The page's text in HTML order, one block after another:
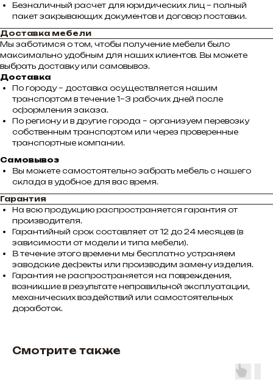
Безналичный расчет для юридических лиц – полный
пакет закрывающих документов и договор поставки.
Доставка мебели
Мы заботимся о том, чтобы получение мебели было
максимально удобным для наших клиентов. Вы можете
выбрать доставку или самовывоз.
Доставка
По городу – доставка осуществляется нашим
транспортом в течение 1–3 рабочих дней после
оформления заказа.
По региону и в другие города – организуем перевозку
собственным транспортом или через проверенные
транспортные компании.
Самовывоз
Вы можете самостоятельно забрать мебель с нашего
склада в удобное для вас время.
Гарантия
На всю продукцию распространяется гарантия от
производителя.
Гарантийный срок составляет от 12 до 24 месяцев (в
зависимости от модели и типа мебели).
В течение этого времени мы бесплатно устраняем
заводские дефекты или производим замену изделия.
Гарантия не распространяется на повреждения,
возникшие в результате неправильной эксплуатации,
механических воздействий или самостоятельных
доработок.
Смотрите также